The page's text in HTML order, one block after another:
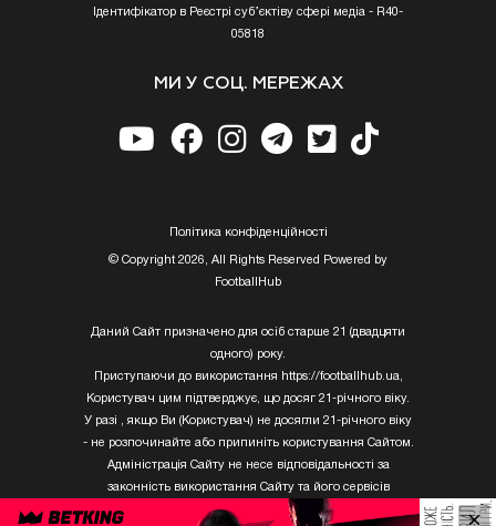
Ідентифікатор в Реєстрі суб’єктіву сфері медіа - R40-
05818
МИ У СОЦ. МЕРЕЖАХ
Полiтика конфiденцiйностi
© Copyright 2026, All Rights Reserved Powered by
FootballHub
Даний Сайт призначено для осіб старше 21 (двадцяти
одного) року.
Приступаючи до використання https://footballhub.ua,
Користувач цим підтверджує, що досяг 21-річного віку.
У разі , якщо Ви (Користувач) не досягли 21-річного віку
- не розпочинайте або припиніть користування Сайтом.
Адміністрація Сайту не несе відповідальності за
законність використання Сайту та його сервісів
Користувачем, який не досяг 21-річного віку.
×